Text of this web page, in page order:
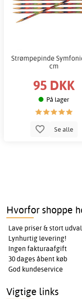
Strømpepinde
cm
95 DKK
På lager
Se alle
Hvorfor shoppe
Lave priser & stort
Lynhurtig levering!
Ingen fakturaafgift
30 dages åbent køb
God kundeservice
Vigtige links